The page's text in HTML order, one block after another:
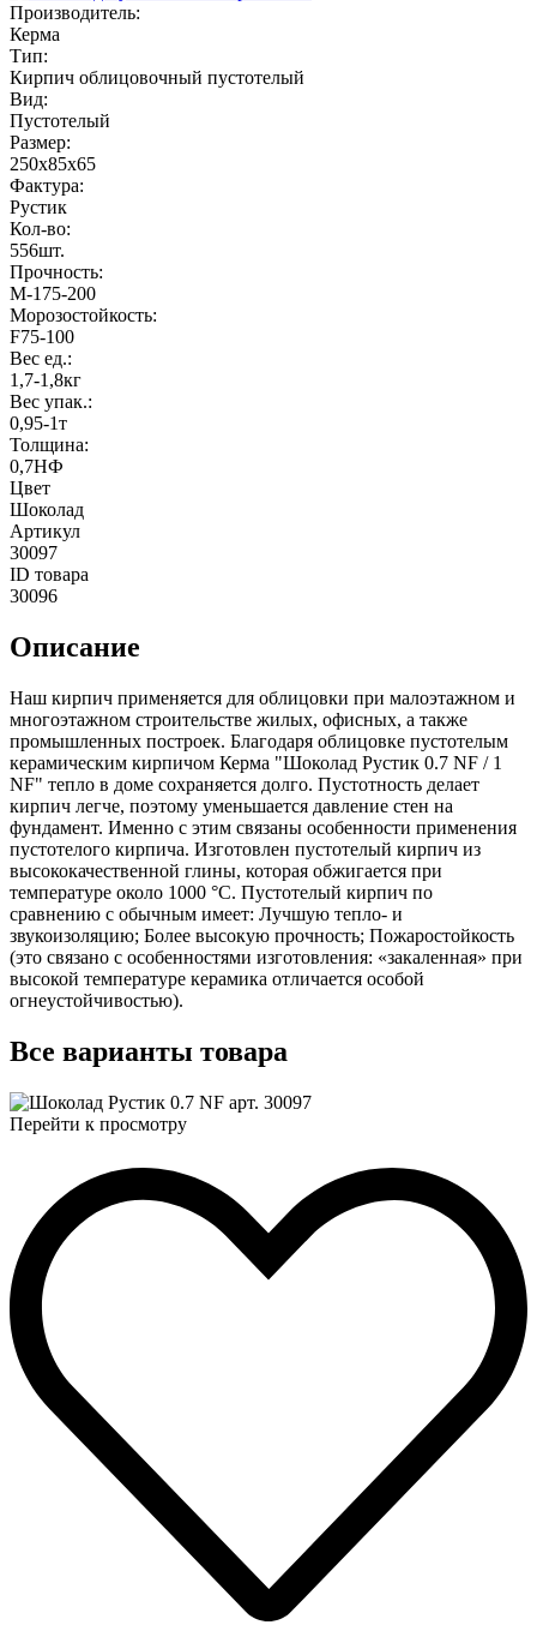
Производитель:
Керма
Тип:
Кирпич облицовочный пустотелый
Вид:
Пустотелый
Размер:
250x85x65
Фактура:
Рустик
Кол-во:
556шт.
Прочность:
М-175-200
Морозостойкость:
F75-100
Вес ед.:
1,7-1,8кг
Вес упак.:
0,95-1т
Толщина:
0,7НФ
Цвет
Шоколад
Артикул
30097
ID товара
30096
Описание
Наш кирпич применяется для облицовки при малоэтажном и
многоэтажном строительстве жилых, офисных, а также
промышленных построек. Благодаря облицовке пустотелым
керамическим кирпичом Керма "Шоколад Рустик 0.7 NF / 1
NF" тепло в доме сохраняется долго. Пустотность делает
кирпич легче, поэтому уменьшается давление стен на
фундамент. Именно с этим связаны особенности применения
пустотелого кирпича. Изготовлен пустотелый кирпич из
высококачественной глины, которая обжигается при
температуре около 1000 °C. Пустотелый кирпич по
сравнению с обычным имеет: Лучшую тепло- и
звукоизоляцию; Более высокую прочность; Пожаростойкость
(это связано с особенностями изготовления: «закаленная» при
высокой температуре керамика отличается особой
огнеустойчивостью).
Все варианты товара
Перейти к просмотру